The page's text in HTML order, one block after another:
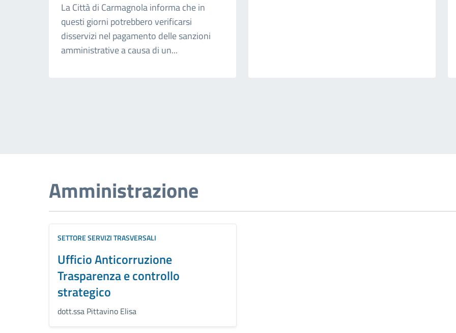
La Città di Carmagnola informa che in
questi giorni potrebbero verificarsi
disservizi nel pagamento delle sanzioni
amministrative a causa di un...
Amministrazione
SETTORE SERVIZI TRASVERSALI
Ufficio Anticorruzione
Trasparenza e controllo
strategico
dott.ssa Pittavino Elisa